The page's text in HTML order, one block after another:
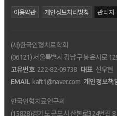
이용약관 개인정보처리방침 관리자
(사)한국인형치료학회
(06121) 서울특별시 강남구 봉은사로
고유번호 222-82-09738 대표 선우현
EMAIL kaft1@naver.com 개인정보책
한국인형치료연구회
(15828)경기도 군포시 산본로324번길 8